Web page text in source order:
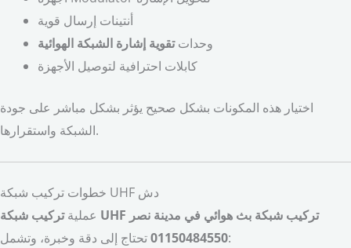
أنتينات إرسال قوية
وحداتتقوية إشارة الشبكة الهوائية
كابلات احترافية لتوصيل الأجهزة
اختيار هذه المكونات بشكل صحيح يؤثر بشكل مباشر على جودة
الشبكة واستقرارها.
خطوات تركيب شبكة UHF دش
عمليةتركيب شبكة UHF تركيب شبكة بث هوائي في مدينة نصر
01150484550تحتاج إلى دقة وخبرة، وتشمل: